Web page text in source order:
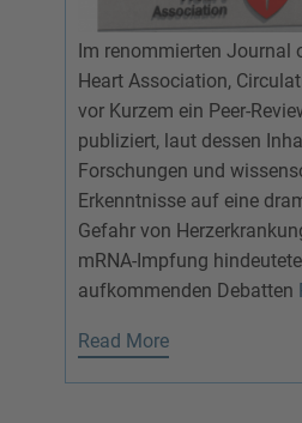
Im renommierten Journal
Heart Association,
vor Kurzem ein Peer-
publiziert, laut dessen
Forschungen und
Erkenntnisse auf eine
Gefahr von
mRNA-Impfung
aufkommenden Debatten
Read More